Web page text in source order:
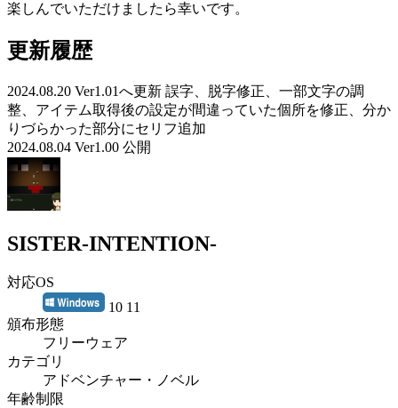
楽しんでいただけましたら幸いです。
更新履歴
2024.08.20 Ver1.01へ更新 誤字、脱字修正、一部文字の調
整、アイテム取得後の設定が間違っていた個所を修正、分か
りづらかった部分にセリフ追加
2024.08.04 Ver1.00 公開
SISTER-INTENTION-
対応OS
10 11
頒布形態
フリーウェア
カテゴリ
アドベンチャー・ノベル
年齢制限